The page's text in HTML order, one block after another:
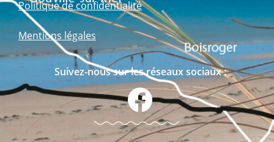
Politique de confidentialité
Mentions légales
Suivez-nous sur les réseaux sociaux :